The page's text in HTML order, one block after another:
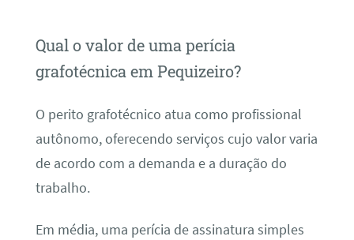
Qual o valor de uma perícia
grafotécnica em Pequizeiro?
O perito grafotécnico atua como profissional
autônomo, oferecendo serviços cujo valor varia
de acordo com a demanda e a duração do
trabalho.
Em média, uma perícia de assinatura simples